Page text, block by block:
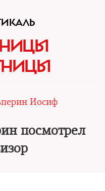
Иосиф
посмотрел